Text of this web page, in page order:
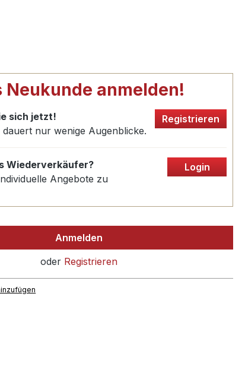
Neukunde anmelden!
sich jetzt!
dauert nur wenige Augenblicke.
Registrieren
Wiederverkäufer?
Angebote zu
Login
Anmelden
oder Registrieren